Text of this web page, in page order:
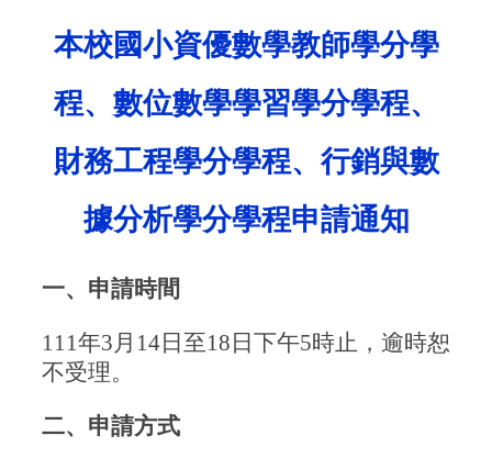
本校國小資優數學教師學分學
程、數位數學學習學分學程、
財務工程學分學程、行銷與數
據分析學分學程申請通知
一、申請時間
111年3月14日至18日下午5時止，逾時恕
不受理。
二、申請方式